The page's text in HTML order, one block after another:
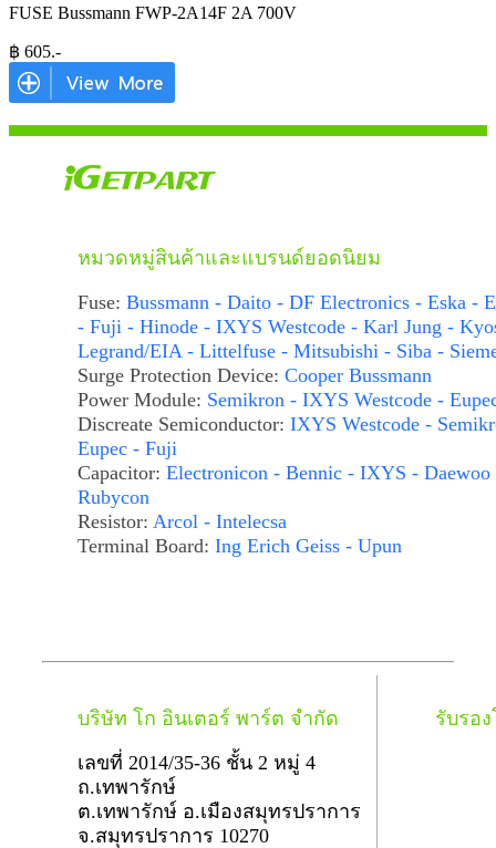
FUSE Bussmann FWP-2A14F 2A 700V
฿ 605.-
หมวดหมู่สินค้าและแบรนด์ยอดนิยม
Fuse: Bussmann - Daito - DF Electronics - Eska -
- Fuji - Hinode - IXYS Westcode - Karl Jung -
Legrand/EIA - Littelfuse - Mitsubishi - Siba -
Surge Protection Device: Cooper Bussmann
Power Module: Semikron - IXYS Westcode -
Discreate Semiconductor: IXYS Westcode -
Eupec - Fuji
Capacitor: Electronicon - Bennic - IXYS - Daewoo
Rubycon
Resistor: Arcol - Intelecsa
Terminal Board: Ing Erich Geiss - Upun
บริษัท โก อินเตอร์ พาร์ต จำกัด
เลขที่ 2014/35-36 ชั้น 2 หมู่ 4
ถ.เทพารักษ์
ต.เทพารักษ์ อ.เมืองสมุทรปราการ
จ.สมุทรปราการ 10270
รับรอ